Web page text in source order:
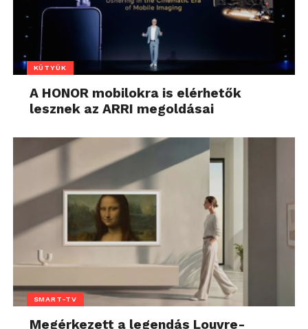
KÜTYÜK
A HONOR mobilokra is elérhetők
lesznek az ARRI megoldásai
SMART-TV
Megérkezett a legendás Louvre-